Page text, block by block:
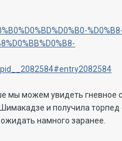
%D0%B8-
мы можем увидеть гневное
и получила торпед
намного заранее.